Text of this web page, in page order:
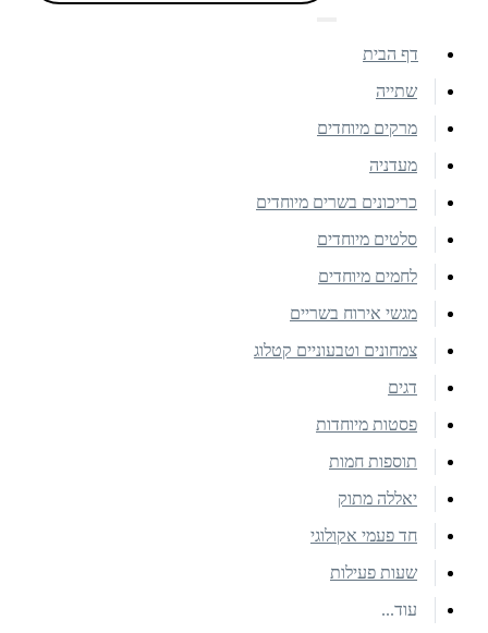
דף הבית
שתייה
מרקים מיוחדים
מעדניה
כריכונים בשרים מיוחדים
סלטים מיוחדים
לחמים מיוחדים
מגשי אירוח בשריים
צמחונים וטבעוניים קטלוג
דגים
פסטות מיוחדות
תוספות חמות
יאללה מתוק
חד פעמי אקולוגי
שעות פעילות
עוד...